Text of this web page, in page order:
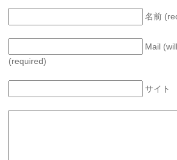
名前
Mail
(required)
サイト